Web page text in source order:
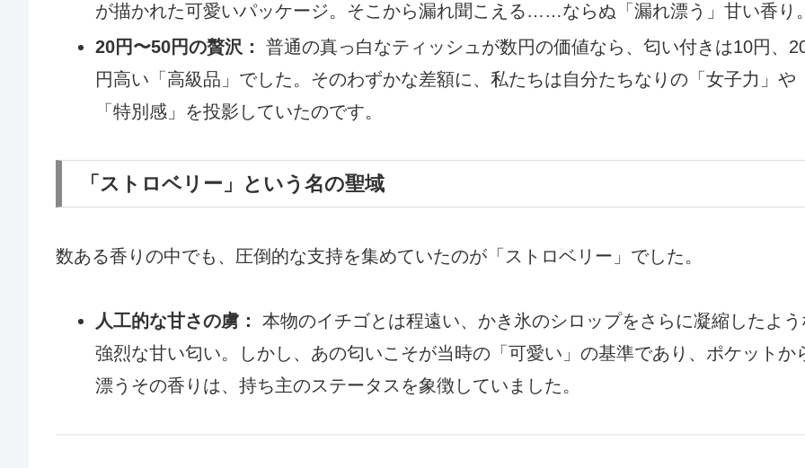
が描かれた可愛いパッケージ。そこから漏れ聞こえる……ならぬ「漏れ漂う」甘い香り
20円〜50円の贅沢：
普通の真っ白なティッシュが数円の価値なら、匂い付きは10円、
円高い「高級品」でした。そのわずかな差額に、私たちは自分たちなりの「女子力」や
「特別感」を投影していたのです。
「ストロベリー」という名の聖域
数ある香りの中でも、圧倒的な支持を集めていたのが「ストロベリー」でした。
人工的な甘さの虜：
本物のイチゴとは程遠い、かき氷のシロップをさらに凝縮したよう
強烈な甘い匂い。しかし、あの匂いこそが当時の「可愛い」の基準であり、ポケットか
漂うその香りは、持ち主のステータスを象徴していました。